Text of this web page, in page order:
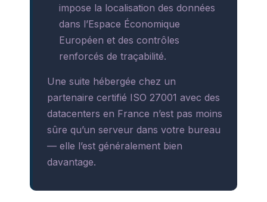
impose la localisation des données
dans l’Espace Économique
Européen et des contrôles
renforcés de traçabilité.
Une suite hébergée chez un
partenaire certifié ISO 27001 avec des
datacenters en France n’est pas moins
sûre qu’un serveur dans votre bureau
— elle l’est généralement bien
davantage.